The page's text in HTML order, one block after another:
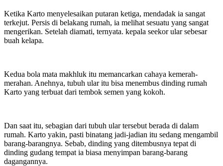
Ketika Karto menyelesaikan putaran ketiga, mendadak ia sangat
terkejut. Persis di belakang rumah, ia melihat sesuatu yang sangat
mengerikan. Setelah diamati, ternyata. kepala seekor ular sebesar
buah kelapa.
Kedua bola mata makhluk itu memancarkan cahaya kemerah-
merahan. Anehnya, tubuh ular itu bisa menembus dinding rumah
Karto yang terbuat dari tembok semen yang kokoh.
Dan saat itu, sebagian dari tubuh ular tersebut berada di dalam
rumah. Karto yakin, pasti binatang jadi-jadian itu sedang mengambil
barang-barangnya. Sebab, dinding yang ditembusnya tepat di
dinding gudang tempat ia biasa menyimpan barang-barang
dagangannya.